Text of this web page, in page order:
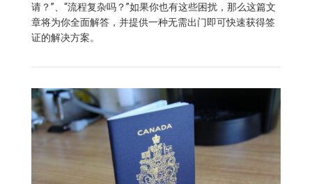
请？”、“流程复杂吗？”如果你也有这些困扰，那么这篇文
章将为你全面解答，并提供一种无需出门即可快速获得签
证的解决方案。